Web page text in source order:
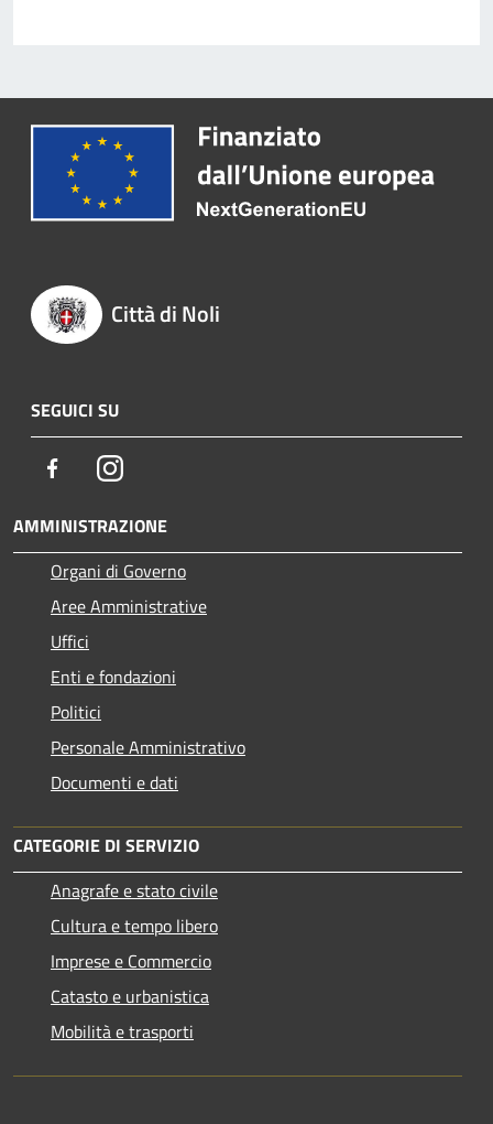
Città di Noli
SEGUICI SU
FacebookInstagram
AMMINISTRAZIONE
Organi di Governo
Aree Amministrative
Uffici
Enti e fondazioni
Politici
Personale Amministrativo
Documenti e dati
CATEGORIE DI SERVIZIO
Anagrafe e stato civile
Cultura e tempo libero
Imprese e Commercio
Catasto e urbanistica
Mobilità e trasporti